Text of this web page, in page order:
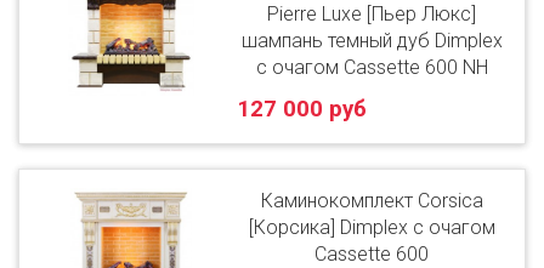
Pierre Luxe [Пьер Люкс]
шампань темный дуб Dimplex
с очагом Cassette 600 NH
127 000 руб
Каминокомплект Corsica
[Корсика] Dimplex с очагом
Cassette 600